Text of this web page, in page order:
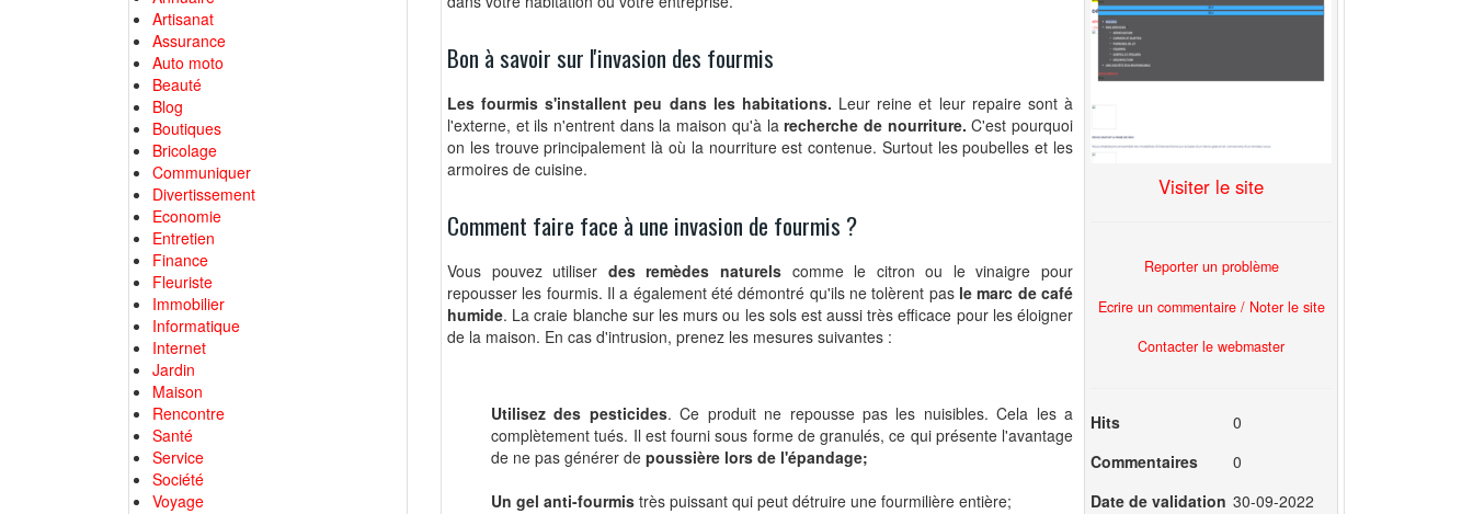
Artisanat
Assurance
Auto moto
Beauté
Blog
Boutiques
Bricolage
Communiquer
Divertissement
Economie
Entretien
Finance
Fleuriste
Immobilier
Informatique
Internet
Jardin
Maison
Rencontre
Santé
Service
Société
Voyage
Bon à savoir sur l'invasion des fourmis
Les fourmis s'installent peu dans les habitations. Leur reine et leur repaire sont à
l'externe, et ils n'entrent dans la maison qu'à larecherche de nourriture. C'est pourquoi
on les trouve principalement là où la nourriture est contenue. Surtout les poubelles et les
armoires de cuisine.
Comment faire face à une invasion de fourmis ?
Vous pouvez utiliser des remèdes naturelscomme le citron ou le vinaigre pour
repousser les fourmis. Il a également été démontré qu'ils ne tolèrent pasle marc de café
humide. La craie blanche sur les murs ou les sols est aussi très efficace pour les éloigner
de la maison. En cas d'intrusion, prenez les mesures suivantes :
Utilisez des pesticides. Ce produit ne repousse pas les nuisibles. Cela les a
complètement tués. Il est fourni sous forme de granulés, ce qui présente l'avantage
de ne pas générer de poussière lors de l'épandage;
Un gel anti-fourmis très puissant qui peut détruire une fourmilière entière;
Visiter le site
Reporter un problème
Ecrire un commentaire / Noter le site
Contacter le webmaster
Hits
0
Commentaires
0
Date de validation 30-09-2022